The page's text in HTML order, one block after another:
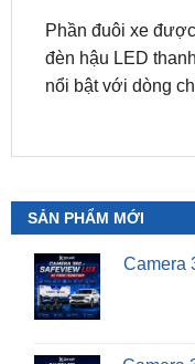
nổi bật với dòng
SẢN PHẨM MỚI
Camera